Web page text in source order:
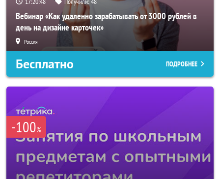
Вебинар «Как удаленно зарабатывать от 3000 рублей в
день на дизайне карточек»
Россия
Бесплатно ПОДРОБНЕЕ
-100%